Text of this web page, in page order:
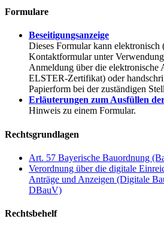
Formulare
Beseitigungsanzeige
Dieses Formular kann elektronisch
Kontaktformular unter
Anmeldung über die elektronische
ELSTER-Zertifikat) oder
Papierform bei der zuständigen
Erläuterungen zum Ausfüllen
Hinweis zu einem Formular.
Rechtsgrundlagen
Art. 57 Bayerische Bauordnung
Verordnung über die digitale
Anträge und Anzeigen (Digitale
DBauV)
Rechtsbehelf